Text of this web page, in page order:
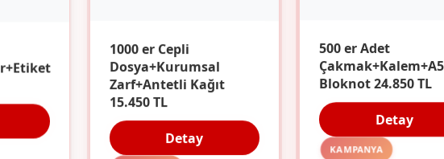
1000 er Cepli
Dosya+Kurumsal
Zarf+Antetli Kağıt
15.450 TL
Detay
500 er Adet
Çakmak+Kalem+A5
Bloknot 24.850 TL
Detay
KAMPANYA